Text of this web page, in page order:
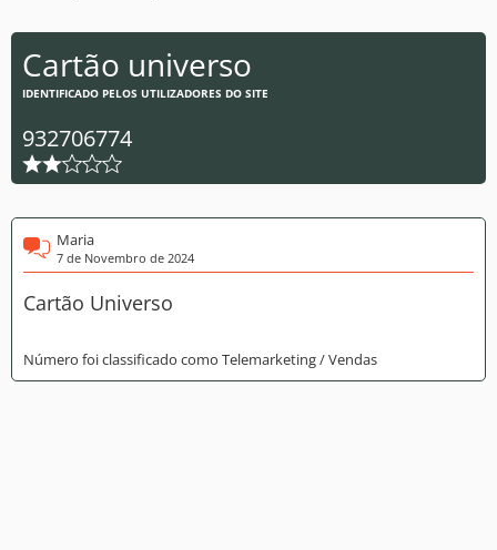
Cartão universo
IDENTIFICADO PELOS UTILIZADORES DO SITE
932706774
Maria
7 de Novembro de 2024
Cartão Universo
Número foi classificado como Telemarketing / Vendas